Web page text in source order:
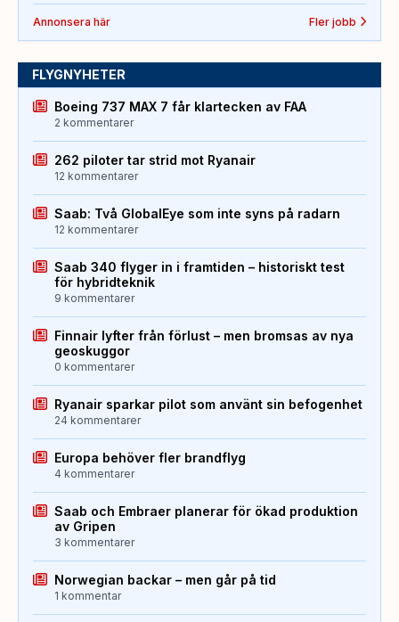
Annonsera här Fler jobb
FLYGNYHETER
Boeing 737 MAX 7 får klartecken av FAA
2 kommentarer
262 piloter tar strid mot Ryanair
12 kommentarer
Saab: Två GlobalEye som inte syns på radarn
12 kommentarer
Saab 340 flyger in i framtiden – historiskt test
för hybridteknik
9 kommentarer
Finnair lyfter från förlust – men bromsas av nya
geoskuggor
0 kommentarer
Ryanair sparkar pilot som använt sin befogenhet
24 kommentarer
Europa behöver fler brandflyg
4 kommentarer
Saab och Embraer planerar för ökad produktion
av Gripen
3 kommentarer
Norwegian backar – men går på tid
1 kommentar